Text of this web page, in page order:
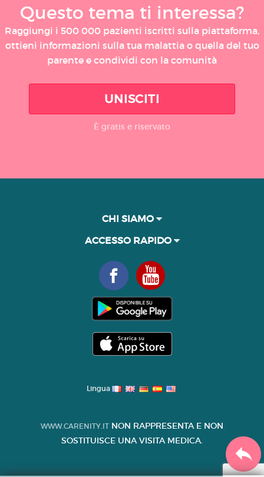
Questo tema ti interessa?
Raggiungi i 500 000 pazienti iscritti sulla piattaforma,
ottieni informazioni sulla tua malattia o quella del tuo
parente e condividi con la comunità
UNISCITI
È gratis e riservato
CHI SIAMO
ACCESSO RAPIDO
Lingua
WWW.CARENITY.IT NON RAPPRESENTA E NON
SOSTITUISCE UNA VISITA MEDICA.